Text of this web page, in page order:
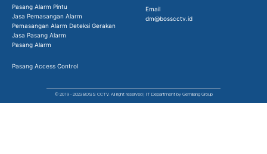
Pasang Alarm Pintu
Jasa Pemasangan Alarm
Pemasangan Alarm Deteksi Gerakan
Jasa Pasang Alarm
Pasang Alarm
Pasang Access Control
Email
dm@bosscctv.id
© 2019 - 2023 BOSS CCTV. All right reserved | IT Department by Gemilang Group